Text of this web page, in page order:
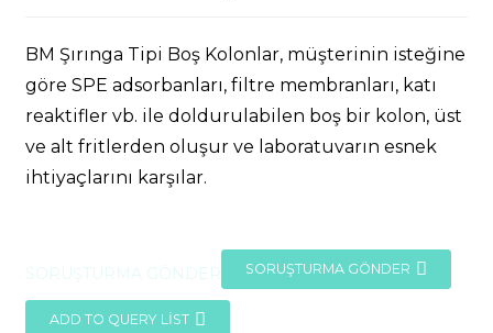
BM Şırınga Tipi Boş Kolonlar, müşterinin isteğine
göre SPE adsorbanları, filtre membranları, katı
reaktifler vb. ile doldurulabilen boş bir kolon, üst
ve alt fritlerden oluşur ve laboratuvarın esnek
ihtiyaçlarını karşılar.
SORUŞTURMA GÖNDER
ADD TO QUERY LIST